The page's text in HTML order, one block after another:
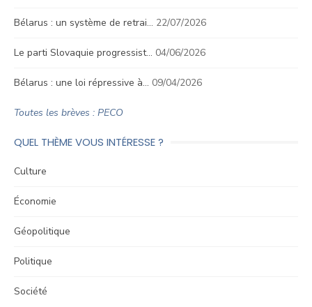
Bélarus : un système de retrai… 22/07/2026
Le parti Slovaquie progressist… 04/06/2026
Bélarus : une loi répressive à… 09/04/2026
Toutes les brèves : PECO
QUEL THÈME VOUS INTÉRESSE ?
Culture
Économie
Géopolitique
Politique
Société